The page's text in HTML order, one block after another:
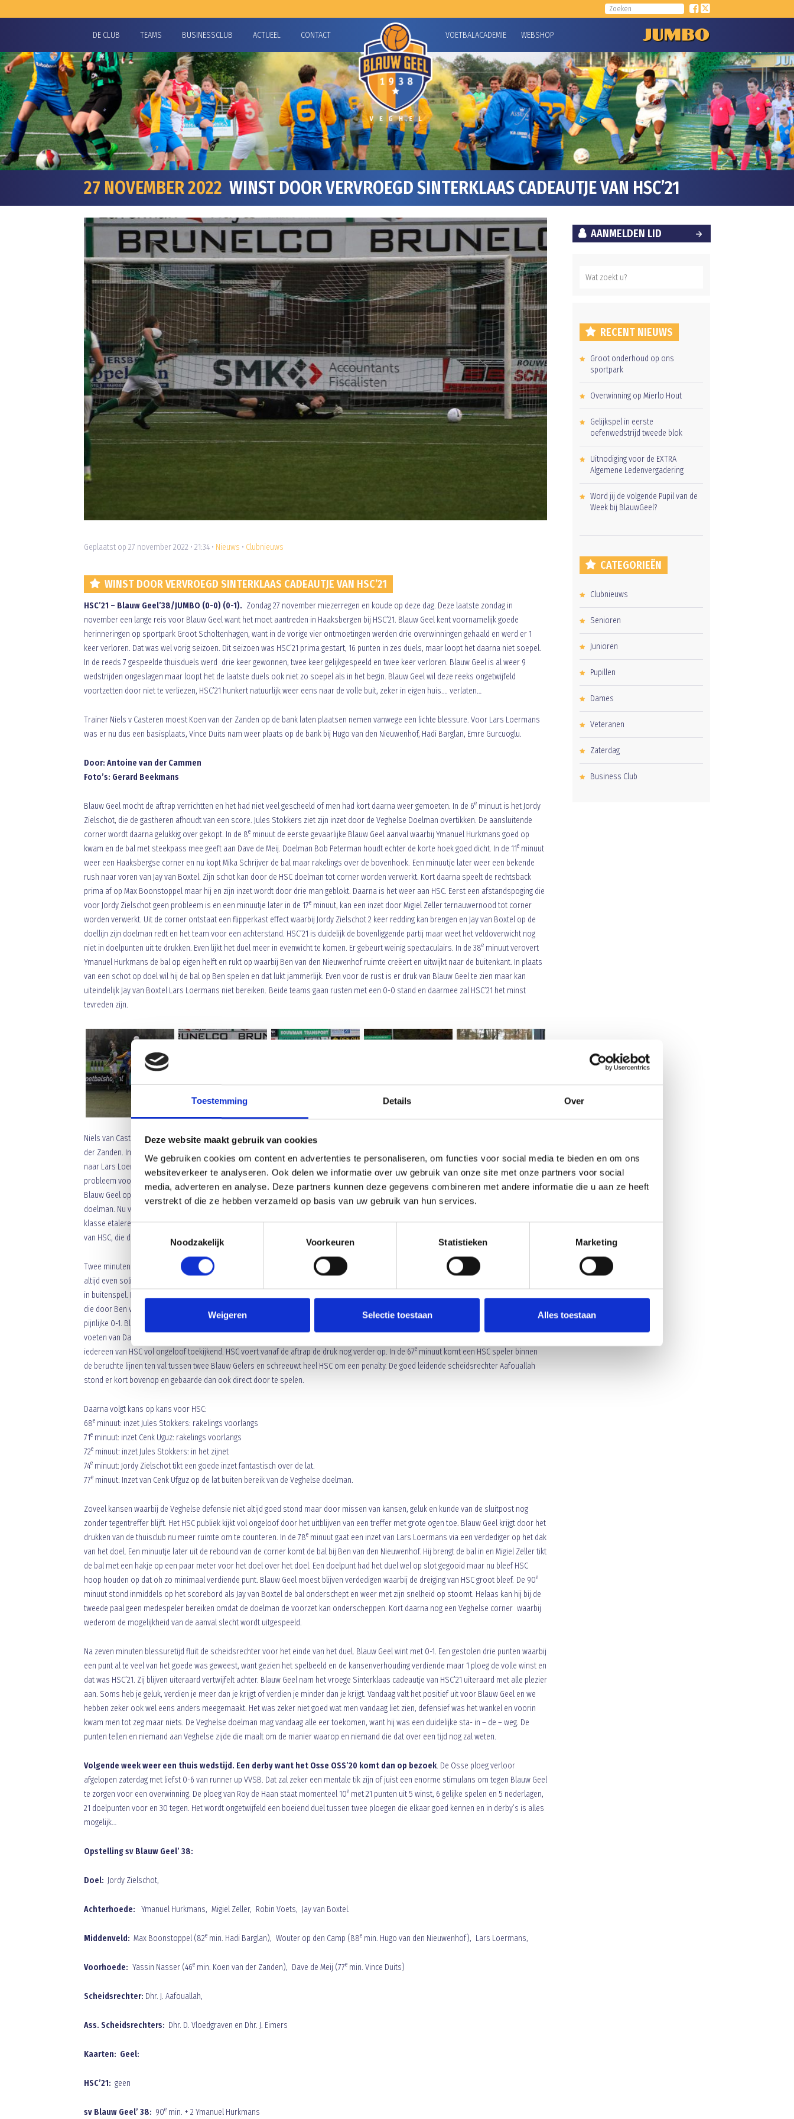
Toestemming Details Over
Deze website maakt gebruik van cookies
We gebruiken cookies om content en advertenties te personaliseren, om functies voor social media te bieden en om ons
websiteverkeer te analyseren. Ook delen we informatie over uw gebruik van onze site met onze partners voor social
media, adverteren en analyse. Deze partners kunnen deze gegevens combineren met andere informatie die u aan ze heeft
verstrekt of die ze hebben verzameld op basis van uw gebruik van hun services.
Noodzakelijk
Voorkeuren Statistieken Marketing
Weigeren Selectie toestaan Alles toestaan
DE CLUB TEAMS BUSINESSCLUB ACTUEEL CONTACT VOETBALACADEMIE WEBSHOP
27 NOVEMBER 2022 WINST DOOR VERVROEGD SINTERKLAAS CADEAUTJE VAN HSC’21
Geplaatst op 27 november 2022 • 21:34 • Nieuws • Clubnieuws
WINST DOOR VERVROEGD SINTERKLAAS CADEAUTJE VAN HSC’21
HSC’21 – Blauw Geel’38/JUMBO (0-0) (0-1). Zondag 27 november miezerregen en koude op deze dag. Deze laatste zondag in
november een lange reis voor Blauw Geel want het moet aantreden in Haaksbergen bij HSC’21. Blauw Geel kent voornamelijk goede
herinneringen op sportpark Groot Scholtenhagen, want in de vorige vier ontmoetingen werden drie overwinningen gehaald en werd er 1
keer verloren. Dat was wel vorig seizoen. Dit seizoen was HSC’21 prima gestart, 16 punten in zes duels, maar loopt het daarna niet soepel.
In de reeds 7 gespeelde thuisduels werd drie keer gewonnen, twee keer gelijkgespeeld en twee keer verloren. Blauw Geel is al weer 9
wedstrijden ongeslagen maar loopt het de laatste duels ook niet zo soepel als in het begin. Blauw Geel wil deze reeks ongetwijfeld
voortzetten door niet te verliezen, HSC’21 hunkert natuurlijk weer eens naar de volle buit, zeker in eigen huis…. verlaten…
Trainer Niels v Casteren moest Koen van der Zanden op de bank laten plaatsen nemen vanwege een lichte blessure. Voor Lars Loermans
was er nu dus een basisplaats, Vince Duits nam weer plaats op de bank bij Hugo van den Nieuwenhof, Hadi Barglan, Emre Gurcuoglu.
Door: Antoine van der Cammen
Foto’s: Gerard Beekmans
Blauw Geel mocht de aftrap verrichtten en het had niet veel gescheeld of men had kort daarna weer gemoeten. In de 6e minuut is het Jordy
Zielschot, die de gastheren afhoudt van een score. Jules Stokkers ziet zijn inzet door de Veghelse Doelman overtikken. De aansluitende
corner wordt daarna gelukkig over gekopt. In de 8e minuut de eerste gevaarlijke Blauw Geel aanval waarbij Ymanuel Hurkmans goed op
kwam en de bal met steekpass mee geeft aan Dave de Meij. Doelman Bob Peterman houdt echter de korte hoek goed dicht. In de 11e minuut
weer een Haaksbergse corner en nu kopt Mika Schrijver de bal maar rakelings over de bovenhoek. Een minuutje later weer een bekende
rush naar voren van Jay van Boxtel. Zijn schot kan door de HSC doelman tot corner worden verwerkt. Kort daarna speelt de rechtsback
prima af op Max Boonstoppel maar hij en zijn inzet wordt door drie man geblokt. Daarna is het weer aan HSC. Eerst een afstandspoging die
voor Jordy Zielschot geen probleem is en een minuutje later in de 17e minuut, kan een inzet door Migiel Zeller ternauwernood tot corner
worden verwerkt. Uit de corner ontstaat een flipperkast effect waarbij Jordy Zielschot 2 keer redding kan brengen en Jay van Boxtel op de
doellijn zijn doelman redt en het team voor een achterstand. HSC’21 is duidelijk de bovenliggende partij maar weet het veldoverwicht nog
niet in doelpunten uit te drukken. Even lijkt het duel meer in evenwicht te komen. Er gebeurt weinig spectaculairs. In de 38e minuut verovert
Ymanuel Hurkmans de bal op eigen helft en rukt op waarbij Ben van den Nieuwenhof ruimte creëert en uitwijkt naar de buitenkant. In plaats
van een schot op doel wil hij de bal op Ben spelen en dat lukt jammerlijk. Even voor de rust is er druk van Blauw Geel te zien maar kan
uiteindelijk Jay van Boxtel Lars Loermans niet bereiken. Beide teams gaan rusten met een 0-0 stand en daarmee zal HSC’21 het minst
tevreden zijn.
Niels van Casteren past een wissel toe met de doelstelling meer kracht voorin te krijgen. Yassin Nasser wordt vervangen door Koen van
der Zanden. In de 48
minuut wederom een aanval opgezet door Jay van Boxtel. Hij speelt af op Koen van de Zanden die de bal doorspeelt
naar Lars Loermans. Laatst genoemde ziet zijn inzet in de korte hoek gestopt. Een HSC kopbal van Julles Stokkers in de 52
eminuut is geen
probleem voor Jordy Zielschot. Kort daarna Veghelse speldeprik, maar HSC schrikt hier niet van. In de 57
e
minuut houdt Jordy Zielschot
Blauw Geel op de been. Zeki Erkilinc kan randje buitenspel op de Veghelse doelman af maar krijgt de bal niet voorbij de goed uitlopende
doelman. Nu volgt een HSC offensief met een kansenregen die is ongekend. Een minuutje later kan de Veghelse doelman wederom zijn
klasse etaleren, want bij een schot van Ediz Moldur richting de verre hoek bokst hij de bal goed weg tot ontsteltenis van alles en iedereen
van HSC, die de bal al in het doel zag vliegen.
Twee minuten later staat Cenk Uguz geheel vrij om uit te halen maar wederom is Jordy Zielschot de held. De Veghelse defensie ziet er niet
altijd even solide uit vandaag en Migiel Zeller leidt bijna een doelpunt in door een slechte bal. Stef Ottink schiet de bal naast maar stond ook
in buitenspel. In de 64
die door Ben van den Nieuwenhof rakelings naast wordt geschoten. Een minuut later valt de totaal onverwacht en vanuit HSC oogpunt
pijnlijke 0-1. Blauw Geel kan even hoog druk zetten en de HSC doelman die vandaag eigenlijk een rustige dag had passt de bal recht in de
voeten van Dave de Meij. Hij schuift bal in het lege doel met een nog grabbelende doelman die zijn fout probeert te herstellen: 0-1. Alles en
iedereen van HSC vol ongeloof toekijkend. HSC voert vanaf de aftrap de druk nog verder op. In de 67e minuut komt een HSC speler binnen
de beruchte lijnen ten val tussen twee Blauw Gelers en schreeuwt heel HSC om een penalty. De goed leidende scheidsrechter Aafouallah
stond er kort bovenop en gebaarde dan ook direct door te spelen.
Daarna volgt kans op kans voor HSC:
68e minuut: inzet Jules Stokkers: rakelings voorlangs
71e minuut: inzet Cenk Uguz: rakelings voorlangs
72e minuut: inzet Jules Stokkers: in het zijnet
74e minuut: Jordy Zielschot tikt een goede inzet fantastisch over de lat.
77e minuut: Inzet van Cenk Ufguz op de lat buiten bereik van de Veghelse doelman.
Zoveel kansen waarbij de Veghelse defensie niet altijd goed stond maar door missen van kansen, geluk en kunde van de sluitpost nog
zonder tegentreffer blijft. Het HSC publiek kijkt vol ongeloof door het uitblijven van een treffer met grote ogen toe. Blauw Geel krijgt door het
drukken van de thuisclub nu meer ruimte om te counteren. In de 78e minuut gaat een inzet van Lars Loermans via een verdediger op het dak
van het doel. Een minuutje later uit de rebound van de corner komt de bal bij Ben van den Nieuwenhof. Hij brengt de bal in en Migiel Zeller tikt
de bal met een hakje op een paar meter voor het doel over het doel. Een doelpunt had het duel wel op slot gegooid maar nu bleef HSC
hoop houden op dat oh zo minimaal verdiende punt. Blauw Geel moest blijven verdedigen waarbij de dreiging van HSC groot bleef. De 90e
minuut stond inmiddels op het scorebord als Jay van Boxtel de bal onderschept en weer met zijn snelheid op stoomt. Helaas kan hij bij de
tweede paal geen medespeler bereiken omdat de doelman de voorzet kan onderscheppen. Kort daarna nog een Veghelse corner waarbij
wederom de mogelijkheid van de aanval slecht wordt uitgespeeld.
Na zeven minuten blessuretijd fluit de scheidsrechter voor het einde van het duel. Blauw Geel wint met 0-1. Een gestolen drie punten waarbij
een punt al te veel van het goede was geweest, want gezien het spelbeeld en de kansenverhouding verdiende maar 1 ploeg de volle winst en
dat was HSC’21. Zij blijven uiteraard vertwijfelt achter. Blauw Geel nam het vroege Sinterklaas cadeautje van HSC’21 uiteraard met alle plezier
aan. Soms heb je geluk, verdien je meer dan je krijgt of verdien je minder dan je krijgt. Vandaag valt het positief uit voor Blauw Geel en we
hebben zeker ook wel eens anders meegemaakt. Het was zeker niet goed wat men vandaag liet zien, defensief was het wankel en voorin
kwam men tot zeg maar niets. De Veghelse doelman mag vandaag alle eer toekomen, want hij was een duidelijke sta- in – de – weg. De
punten tellen en niemand aan Veghelse zijde die maalt om de manier waarop en niemand die dat over een tijd nog zal weten.
Volgende week weer een thuis wedstijd. Een derby want het Osse OSS’20 komt dan op bezoek. De Osse ploeg verloor
afgelopen zaterdag met liefst 0-6 van runner up VVSB. Dat zal zeker een mentale tik zijn of juist een enorme stimulans om tegen Blauw Geel
te zorgen voor een overwinning. De ploeg van Roy de Haan staat momenteel 10e met 21 punten uit 5 winst, 6 gelijke spelen en 5 nederlagen,
21 doelpunten voor en 30 tegen. Het wordt ongetwijfeld een boeiend duel tussen twee ploegen die elkaar goed kennen en in derby’s is alles
mogelijk…
Opstelling sv Blauw Geel’ 38:
Doel: Jordy Zielschot,
Achterhoede: Ymanuel Hurkmans, Migiel Zeller, Robin Voets, Jay van Boxtel.
Middenveld: Max Boonstoppel (82e min. Hadi Barglan), Wouter op den Camp (88e min. Hugo van den Nieuwenhof), Lars Loermans,
Voorhoede: Yassin Nasser (46e min. Koen van der Zanden), Dave de Meij (77e min. Vince Duits)
Scheidsrechter: Dhr. J. Aafouallah,
Ass. Scheidsrechters: Dhr. D. Vloedgraven en Dhr. J. Eimers
Kaarten: Geel:
HSC’21: geen
sv Blauw Geel’ 38: 90e min. + 2 Ymanuel Hurkmans
AANMELDEN LID
RECENT NIEUWS
Groot onderhoud op ons
sportpark
Overwinning op Mierlo Hout
Gelijkspel in eerste
oefenwedstrijd tweede blok
Uitnodiging voor de EXTRA
Algemene Ledenvergadering
Word jij de volgende Pupil van de
Week bij BlauwGeel?
CATEGORIEËN
Clubnieuws
Senioren
Junioren
Pupillen
Dames
Veteranen
Zaterdag
Business Club